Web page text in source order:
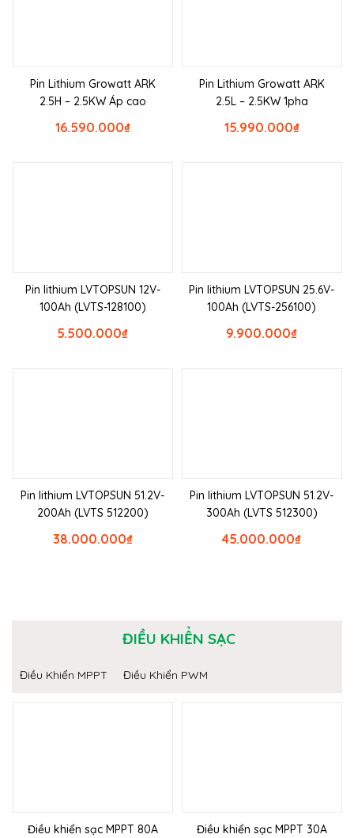
Pin Lithium Growatt ARK
2.5H – 2.5KW Áp cao
₫
16.590.000
Pin Lithium Growatt ARK
2.5L – 2.5KW 1pha
₫
15.990.000
Pin lithium LVTOPSUN 12V-
100Ah (LVTS-128100)
₫
5.500.000
Pin lithium LVTOPSUN 25.6V-
100Ah (LVTS-256100)
₫
9.900.000
Pin lithium LVTOPSUN 51.2V-
200Ah (LVTS 512200)
₫
38.000.000
Pin lithium LVTOPSUN 51.2V-
300Ah (LVTS 512300)
₫
45.000.000
ĐIỀU KHIỂN SẠC
Điều Khiển MPPT Điều Khiển PWM
Điều khiển sạc MPPT 80A
Điều khiển sạc MPPT 30A